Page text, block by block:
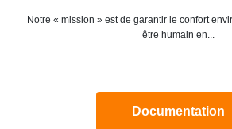
Notre « mission » est de garantir le confort
être humain en...
Documentation